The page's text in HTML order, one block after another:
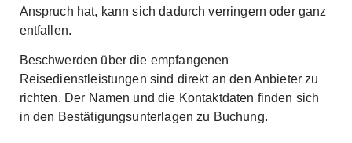
Anspruch hat, kann sich dadurch verringern oder ganz
entfallen.
Beschwerden über die empfangenen
Reisedienstleistungen sind direkt an den Anbieter zu
richten. Der Namen und die Kontaktdaten finden sich
in den Bestätigungsunterlagen zu Buchung.